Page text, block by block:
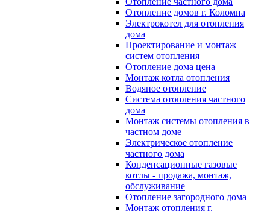
Отопление домов г. Коломна
Электрокотел для отопления
дома
Проектирование и монтаж
систем отопления
Отопление дома цена
Монтаж котла отопления
Водяное отопление
Система отопления частного
дома
Монтаж системы отопления в
частном доме
Электрическое отопление
частного дома
Конденсационные газовые
котлы - продажа, монтаж,
обслуживание
Отопление загородного дома
Монтаж отопления г.